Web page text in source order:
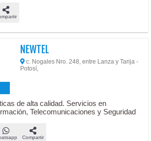
NEWTEL
c. Nogales Nro. 248, entre Lanza y Tarija -
Potosí,
de alta calidad. Servicios en
Telecomunicaciones y Seguridad
Compartir